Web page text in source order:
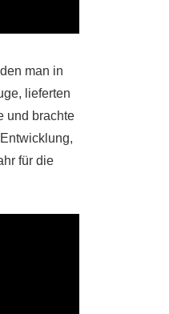
man in
lieferten
und brachte
für die